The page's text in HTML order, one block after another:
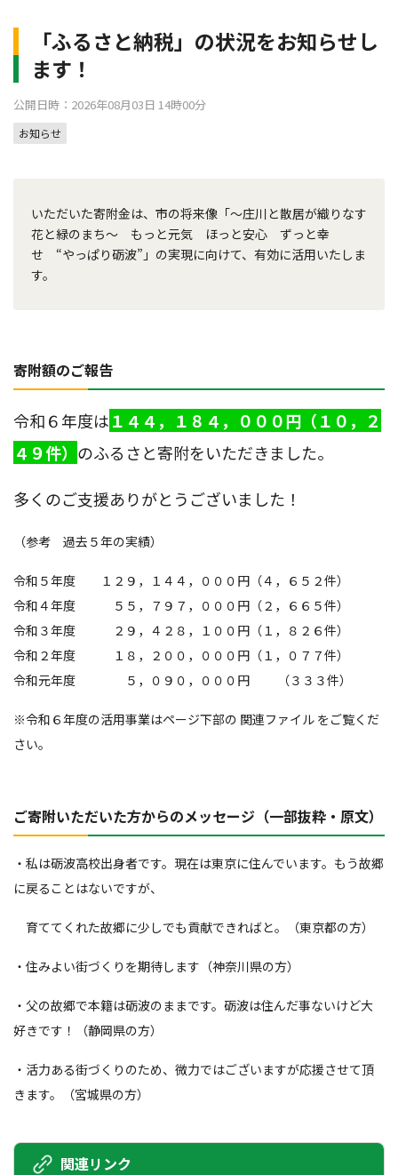
「ふるさと納税」の状況をお知らせし
ます！
公開日時：2026年08月03日 14時00分
お知らせ
いただいた寄附金は、市の将来像「～庄川と散居が織りなす
花と緑のまち～ もっと元気 ほっと安心 ずっと幸
せ “やっぱり砺波”」の実現に向けて、有効に活用いたしま
す。
寄附額のご報告
令和６年度は１４４，１８４，０００円（１０，２
４９件） のふるさと寄附をいただきました。
多くのご支援ありがとうございました！
（参考 過去５年の実績）
令和５年度 １２９，１４４，０００円（４，６５２件）
令和４年度 ５５，７９７，０００円（２，６６５件）
令和３年度 ２９，４２８，１００円（１，８２６件）
令和２年度 １８，２００，０００円（１，０７７件）
令和元年度 ５，０９０，０００円 （３３３件）
※令和６年度の活用事業はページ下部の 関連ファイル をご覧くだ
さい。
ご寄附いただいた方からのメッセージ（一部抜粋・原文）
・私は砺波高校出身者です。現在は東京に住んでいます。もう故郷
に戻ることはないですが、
育ててくれた故郷に少しでも貢献できればと。（東京都の方）
・住みよい街づくりを期待します（神奈川県の方）
・父の故郷で本籍は砺波のままです。砺波は住んだ事ないけど大
好きです！（静岡県の方）
・活力ある街づくりのため、微力ではございますが応援させて頂
きます。（宮城県の方）
関連リンク